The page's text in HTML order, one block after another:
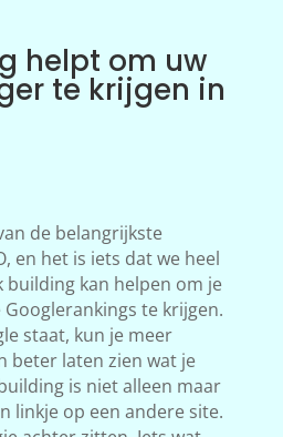
helpt om uw
te krijgen in
de belangrijkste
en het is iets dat we heel
building kan helpen om je
te krijgen.
staat, kun je meer
beter laten zien wat je
is niet alleen maar
linkje op een andere site.